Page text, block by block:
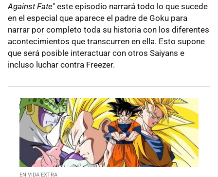
Against Fate" este episodio narrará todo lo que sucede
en el especial que aparece el padre de Goku para
narrar por completo toda su historia con los diferentes
acontecimientos que transcurren en ella. Esto supone
que será posible interactuar con otros Saiyans e
incluso luchar contra Freezer.
EN VIDA EXTRA